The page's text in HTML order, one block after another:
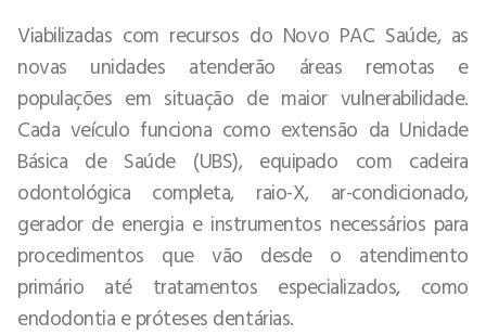
Viabilizadas com recursos do Novo PAC Saúde, as
novas unidades atenderão áreas remotas e
populações em situação de maior vulnerabilidade.
Cada veículo funciona como extensão da Unidade
Básica de Saúde (UBS), equipado com cadeira
odontológica completa, raio-X, ar-condicionado,
gerador de energia e instrumentos necessários para
procedimentos que vão desde o atendimento
primário até tratamentos especializados, como
endodontia e próteses dentárias.